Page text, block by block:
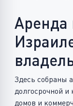
Аренда
Здесь собраны
долгосрочной и
домов и